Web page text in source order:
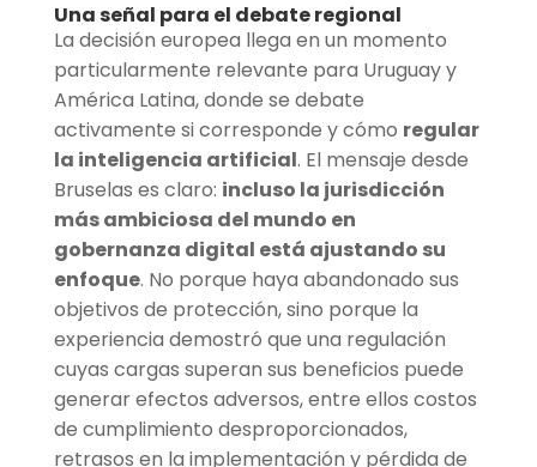
Una señal para el debate regional
La decisión europea llega en un momento
particularmente relevante para Uruguay y
América Latina, donde se debate
activamente si corresponde y cómo regular
la inteligencia artificial. El mensaje desde
Bruselas es claro: incluso la jurisdicción
más ambiciosa del mundo en
gobernanza digital está ajustando su
enfoque. No porque haya abandonado sus
objetivos de protección, sino porque la
experiencia demostró que una regulación
cuyas cargas superan sus beneficios puede
generar efectos adversos, entre ellos costos
de cumplimiento desproporcionados,
retrasos en la implementación y pérdida de